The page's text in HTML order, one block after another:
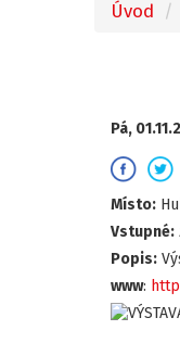
Úvod
Pá,
Místo:
Vstupné:
Popis:
www: